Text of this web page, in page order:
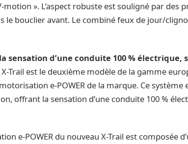
motion ». L’aspect robuste est souligné par
le bouclier avant. Le combiné feux de jour/
la sensation d’une conduite 100 %
Trail est le deuxième modèle de la gamme
e‑POWER de la marque. Ce
offrant la sensation d’une conduite 100 %
e-POWER du nouveau X-Trail est composée